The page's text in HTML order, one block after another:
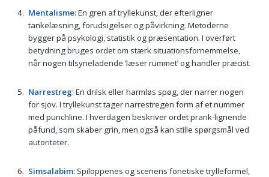
Mentalisme: En gren af tryllekunst, der efterligner
tankelæsning, forudsigelser og påvirkning. Metoderne
bygger på psykologi, statistik og præsentation. I overført
betydning bruges ordet om stærk situationsfornemmelse,
når nogen tilsyneladende ‘læser rummet’ og handler præcist.
Narrestreg: En drilsk eller harmløs spøg, der narrer nogen
for sjov. I tryllekunst tager narrestregen form af et nummer
med punchline. I hverdagen beskriver ordet prank-lignende
påfund, som skaber grin, men også kan stille spørgsmål ved
autoriteter.
Simsalabim: Spiloppenes og scenens fonetiske trylleformel,